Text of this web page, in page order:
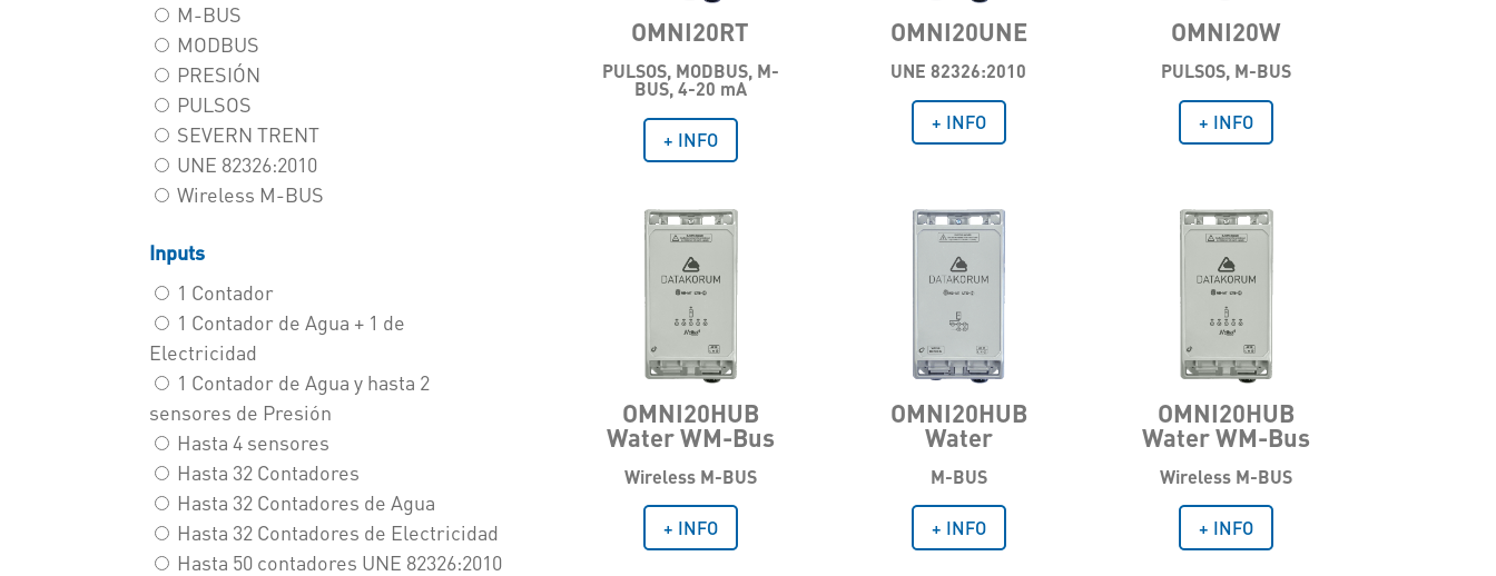
M-BUS
MODBUS
PRESIÓN
PULSOS
SEVERN TRENT
UNE 82326:2010
Wireless M-BUS
Inputs
1 Contador
1 Contador de Agua + 1 de
Electricidad
1 Contador de Agua y hasta 2
sensores de Presión
Hasta 4 sensores
Hasta 32 Contadores
Hasta 32 Contadores de Agua
Hasta 32 Contadores de Electricidad
Hasta 50 contadores UNE 82326:2010
OMNI20RT
PULSOS, MODBUS, M-
BUS, 4-20 mA
+ INFO
OMNI20UNE
UNE 82326:2010
+ INFO
OMNI20W
PULSOS, M-BUS
+ INFO
OMNI20HUB
Water WM-Bus
Wireless M-BUS
+ INFO
OMNI20HUB
Water
M-BUS
+ INFO
OMNI20HUB
Water WM-Bus
Wireless M-BUS
+ INFO